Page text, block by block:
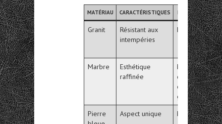
MATÉRIAU CARACTÉRISTIQUES DURABILITÉ
Granit
Résistant aux
intempéries
Excellente
Marbre
Esthétique
raffinée
Moins
durable
que le
granit
Pierre
Aspect unique Moyenne